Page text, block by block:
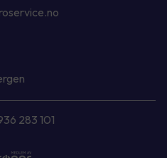
283 101